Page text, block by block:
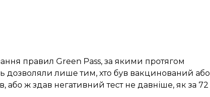
правил Green Pass, за якими протягом
дозволяли лише тим, хто був вакцинований або
або ж здав негативний тест не давніше, як за 72